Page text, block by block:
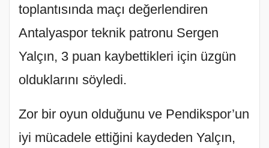
toplantısında maçı değerlendiren
Antalyaspor teknik patronu Sergen
Yalçın, 3 puan kaybettikleri için üzgün
olduklarını söyledi.
Zor bir oyun olduğunu ve Pendikspor’un
iyi mücadele ettiğini kaydeden Yalçın,